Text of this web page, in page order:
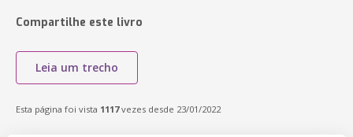
Compartilhe este livro
Leia um trecho
Esta página foi vista 1117vezes desde 23/01/2022